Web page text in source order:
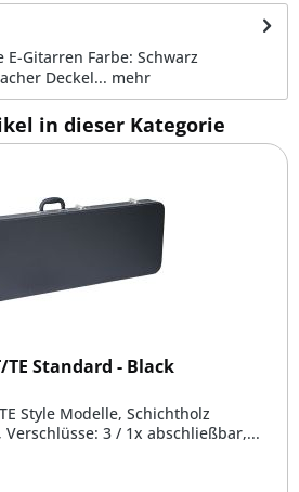
Gitarren Farbe: Schwarz
Deckel... mehr
in dieser Kategorie
Standard - Black
Style Modelle, Schichtholz
3 / 1x abschließbar,...